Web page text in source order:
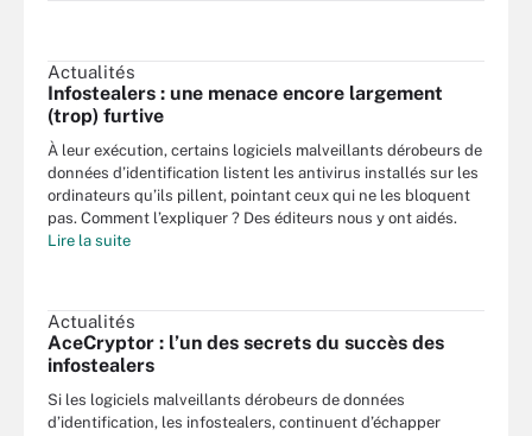
Actualités
Infostealers : une menace encore largement
(trop) furtive
À leur exécution, certains logiciels malveillants dérobeurs de
données d’identification listent les antivirus installés sur les
ordinateurs qu’ils pillent, pointant ceux qui ne les bloquent
pas. Comment l’expliquer ? Des éditeurs nous y ont aidés.
Lire la suite
Actualités
AceCryptor : l’un des secrets du succès des
infostealers
Si les logiciels malveillants dérobeurs de données
d’identification, les infostealers, continuent d’échapper